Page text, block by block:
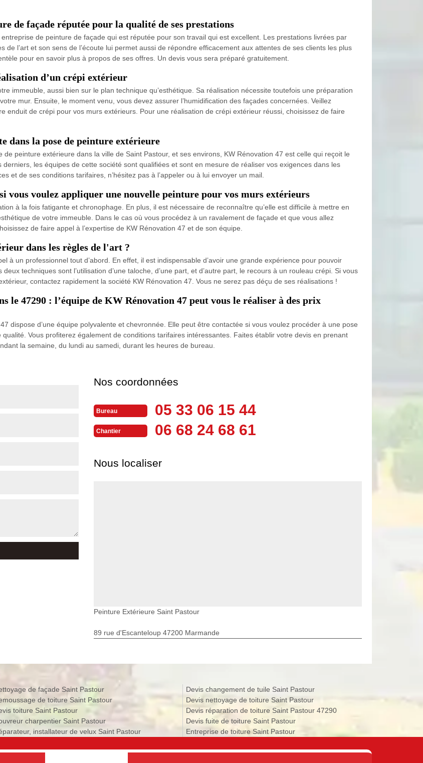
de façade réputée pour la qualité de ses prestations
de peinture de façade qui est réputée pour son travail qui est excellent. Les prestations livrées par
de l’art et son sens de l’écoute lui permet aussi de répondre efficacement aux attentes de ses clients les plus
pour en savoir plus à propos de ses offres. Un devis vous sera préparé gratuitement.
d’un crépi extérieur
immeuble, aussi bien sur le plan technique qu’esthétique. Sa réalisation nécessite toutefois une préparation
mur. Ensuite, le moment venu, vous devez assurer l’humidification des façades concernées. Veillez
enduit de crépi pour vos murs extérieurs. Pour une réalisation de crépi extérieur réussi, choisissez de faire
dans la pose de peinture extérieure
peinture extérieure dans la ville de Saint Pastour, et ses environs, KW Rénovation 47 est celle qui reçoit le
les équipes de cette société sont qualifiées et sont en mesure de réaliser vos exigences dans les
et de ses conditions tarifaires, n’hésitez pas à l’appeler ou à lui envoyer un mail.
vous voulez appliquer une nouvelle peinture pour vos murs extérieurs
à la fois fatigante et chronophage. En plus, il est nécessaire de reconnaître qu’elle est difficile à mettre en
de votre immeuble. Dans le cas où vous procédez à un ravalement de façade et que vous allez
de faire appel à l’expertise de KW Rénovation 47 et de son équipe.
dans les règles de l'art ?
à un professionnel tout d’abord. En effet, il est indispensable d’avoir une grande expérience pour pouvoir
techniques sont l’utilisation d’une taloche, d’une part, et d’autre part, le recours à un rouleau crépi. Si vous
contactez rapidement la société KW Rénovation 47. Vous ne serez pas déçu de ses réalisations !
le 47290 : l’équipe de KW Rénovation 47 peut vous le réaliser à des prix
dispose d’une équipe polyvalente et chevronnée. Elle peut être contactée si vous voulez procéder à une pose
Vous profiterez également de conditions tarifaires intéressantes. Faites établir votre devis en prenant
la semaine, du lundi au samedi, durant les heures de bureau.
Nos coordonnées
Bureau 05 33 06 15 44
Chantier 06 68 24 68 61
Nous localiser
Peinture Extérieure Saint Pastour
89 rue d'Escanteloup 47200 Marmande
de façade Saint Pastour
de toiture Saint Pastour
toiture Saint Pastour
charpentier Saint Pastour
installateur de velux Saint Pastour
Devis changement de tuile Saint Pastour
Devis nettoyage de toiture Saint Pastour
Devis réparation de toiture Saint Pastour 47290
Devis fuite de toiture Saint Pastour
Entreprise de toiture Saint Pastour